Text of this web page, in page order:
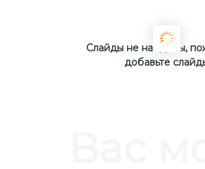
Слайды не найдены,
добавьте